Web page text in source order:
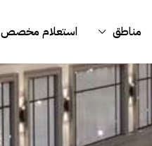
مناطق استعلام مخصص